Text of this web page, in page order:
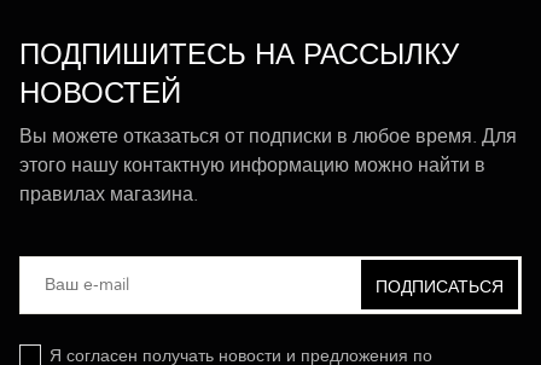
ПОДПИШИТЕСЬ НА РАССЫЛКУ
НОВОСТЕЙ
Вы можете отказаться от подписки в любое время. Для
этого нашу контактную информацию можно найти в
правилах магазина.
Я согласен получать новости и предложения по